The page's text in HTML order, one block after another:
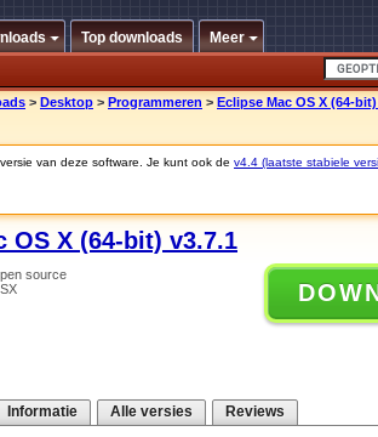
Top downloads Meer
> Desktop > Programmeren > Eclipse Mac OS X (64-
van deze software. Je kunt ook de v4.4 (laatste stabiele
OS X (64-bit) v3.7.1
source
Informatie Alle versies Reviews